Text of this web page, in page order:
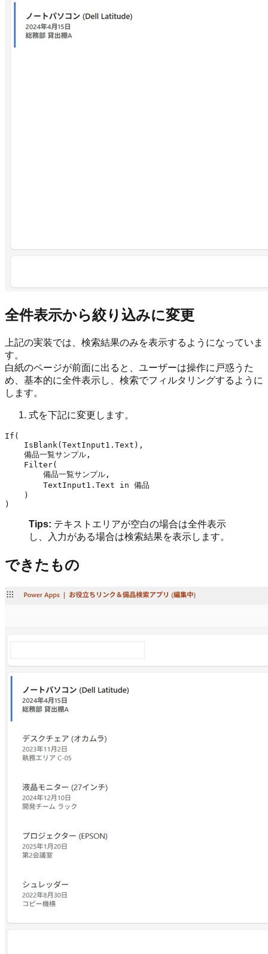
全件表示から絞り込みに変更
上記の実装では、検索結果のみを表示するようになっていま
す。
白紙のページが前面に出ると、ユーザーは操作に戸惑うた
め、基本的に全件表示し、検索でフィルタリングするように
します。
式を下記に変更します。
If(
    IsBlank(TextInput1.Text),
    備品一覧サンプル,
    Filter(
        備品一覧サンプル,
        TextInput1.Text in 備品
    )
Tips: テキストエリアが空白の場合は全件表示
し、入力がある場合は検索結果を表示します。
できたもの